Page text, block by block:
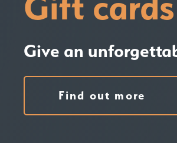
Give an
Find out more